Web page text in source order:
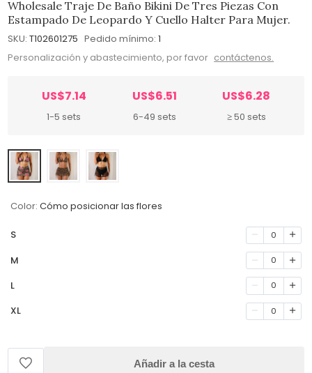
Wholesale Traje De Baño Bikini De Tres Piezas Con
Estampado De Leopardo Y Cuello Halter Para Mujer.
SKU: T102601275 Pedido mínimo: 1
Personalización y abastecimiento, por favor contáctenos.
US$7.14
1-5 sets
US$6.51
6-49 sets
US$6.28
≥ 50 sets
Color: Cómo posicionar las flores
S 0
M 0
L 0
XL 0
Añadir a la cesta